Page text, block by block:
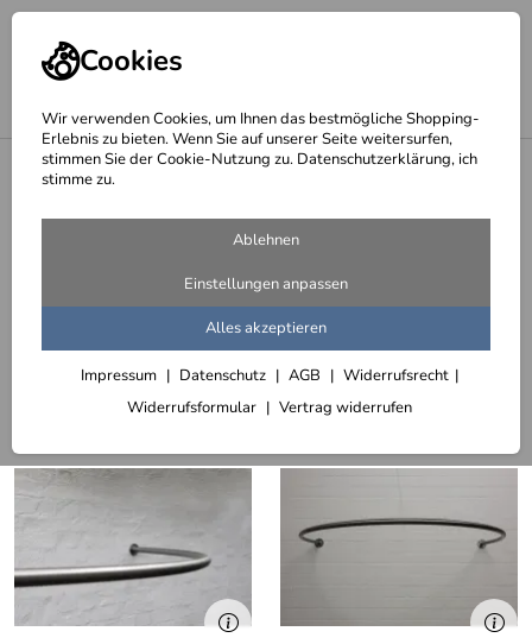
Cookies
Wir verwenden Cookies, um Ihnen das bestmögliche Shopping-
Erlebnis zu bieten. Wenn Sie auf unserer Seite weitersurfen,
stimmen Sie der Cookie-Nutzung zu. Datenschutzerklärung, ich
stimme zu.
Ablehnen
Einstellungen anpassen
Alles akzeptieren
Impressum Datenschutz AGB
Widerrufsrecht
Widerrufsformular
Vertrag widerrufen
Gardinenstangen, Vorhangstangen, Gardinenhalter, Windfangstangen
gebogene Vorhangstange für einen
Filter (2) Sortieren